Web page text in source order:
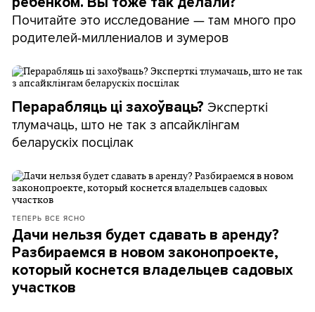
Почитайте это исследование — там много про
родителей-миллениалов и зумеров
Перарабляць ці захоўваць? Эксперткі
тлумачаць, што не так з апсайклінгам
беларускіх посцілак
ТЕПЕРЬ ВСЕ ЯСНО
Дачи нельзя будет сдавать в аренду?
Разбираемся в новом законопроекте,
который коснется владельцев садовых
участков